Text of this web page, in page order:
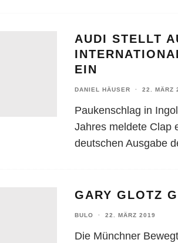
AUDI STELLT
EIN
DANIEL HÄUSER · 22. MÄRZ
Paukenschlag in
Jahres meldete Clap
deutschen Ausgabe
GARY GLOTZ
BULO · 22. MÄRZ 2019
Die Münchner